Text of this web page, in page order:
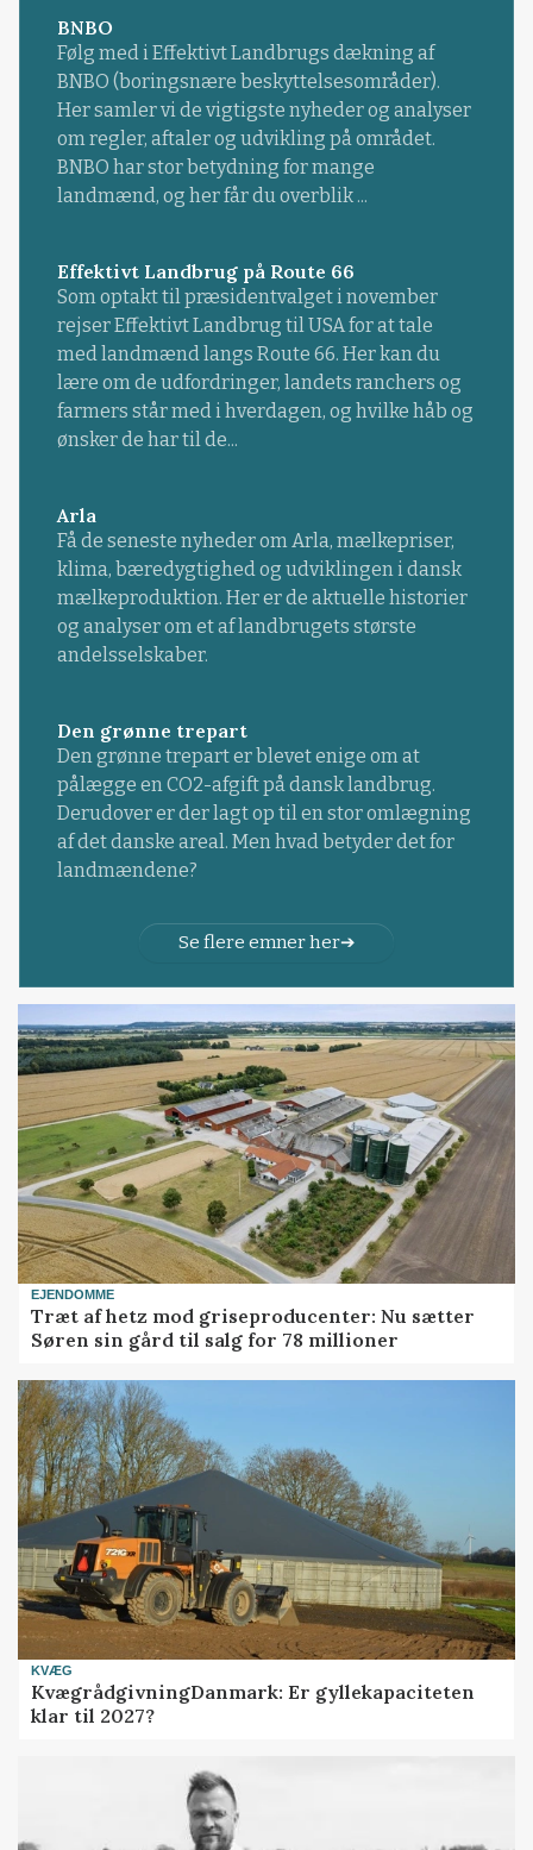
BNBO
Følg med i Effektivt Landbrugs dækning af
BNBO (boringsnære beskyttelsesområder).
Her samler vi de vigtigste nyheder og analyser
om regler, aftaler og udvikling på området.
BNBO har stor betydning for mange
landmænd, og her får du overblik ...
Effektivt Landbrug på Route 66
Som optakt til præsidentvalget i november
rejser Effektivt Landbrug til USA for at tale
med landmænd langs Route 66. Her kan du
lære om de udfordringer, landets ranchers og
farmers står med i hverdagen, og hvilke håb og
ønsker de har til de...
Arla
Få de seneste nyheder om Arla, mælkepriser,
klima, bæredygtighed og udviklingen i dansk
mælkeproduktion. Her er de aktuelle historier
og analyser om et af landbrugets største
andelsselskaber.
Den grønne trepart
Den grønne trepart er blevet enige om at
pålægge en CO2-afgift på dansk landbrug.
Derudover er der lagt op til en stor omlægning
af det danske areal. Men hvad betyder det for
landmændene?
Se flere emner her
EJENDOMME
Træt af hetz mod griseproducenter: Nu sætter
Søren sin gård til salg for 78 millioner
KVÆG
KvægrådgivningDanmark: Er gyllekapaciteten
klar til 2027?